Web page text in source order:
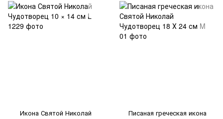
Икона Святой Николай
Писаная греческая икона